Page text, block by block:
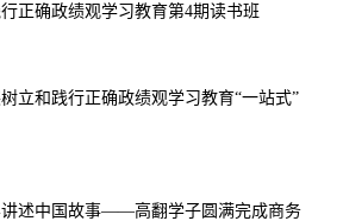
正确政绩观学习教育第4期读书班
立和践行正确政绩观学习教育“一站式”
讲述中国故事——高翻学子圆满完成商务